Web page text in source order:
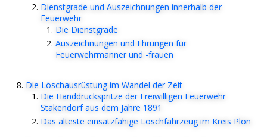
Dienstgrade und Auszeichnungen innerhalb der
Feuerwehr
Die Dienstgrade
Auszeichnungen und Ehrungen für
Feuerwehrmänner und -frauen
Die Löschausrüstung im Wandel der Zeit
Die Handdruckspritze der Freiwilligen Feuerwehr
Stakendorf aus dem Jahre 1891
Das älteste einsatzfähige Löschfahrzeug im Kreis Plön